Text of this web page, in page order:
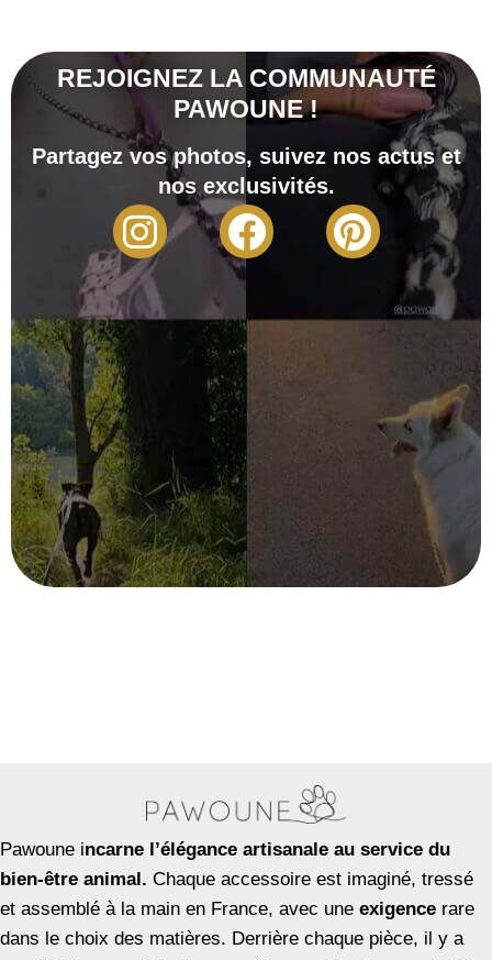
REJOIGNEZ LA COMMUNAUTÉ
PAWOUNE !
Partagez vos photos, suivez nos actus et
nos exclusivités.
Pawoune incarne l’élégance artisanale au service du
bien-être animal. Chaque accessoire est imaginé, tressé
et assemblé à la main en France, avec une exigence rare
dans le choix des matières. Derrière chaque pièce, il y a